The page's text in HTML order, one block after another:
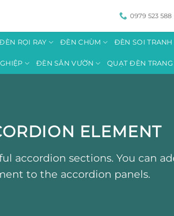
0979 523 588
RỌI RAY ĐÈN CHÙM ĐÈN SOI
ĐÈN SÂN VƯỜN QUẠT ĐÈN TRANG
ELEMENT
accordion sections. You can
to the accordion panels.